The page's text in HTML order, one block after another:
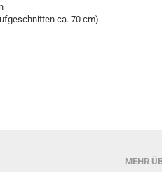
ca. 70 cm)
MEHR